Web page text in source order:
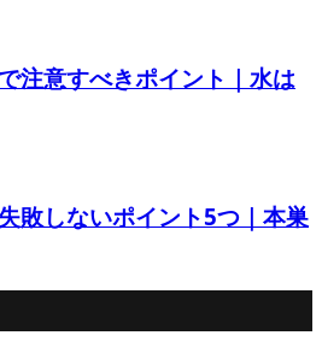
注意すべきポイント｜水は
敗しないポイント5つ｜本巣